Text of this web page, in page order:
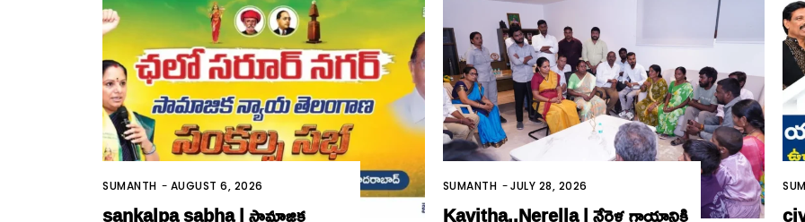
SUMANTH - AUGUST 6, 2026
sankalpa sabha | సామాజిక
SUMANTH -JULY 28, 2026
Kavitha..Nerella | నేరెళ్ల గాయానికి